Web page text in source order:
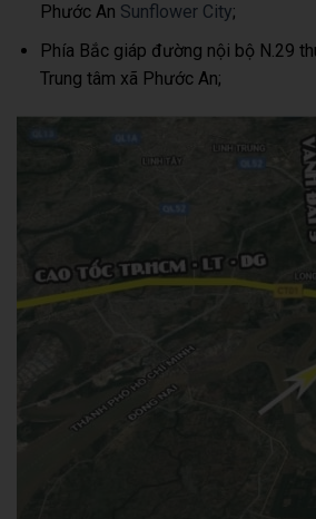
Phước An Sunflower City;
Phía Bắc giáp đường nội bộ N.29
Trung tâm xã Phước An;